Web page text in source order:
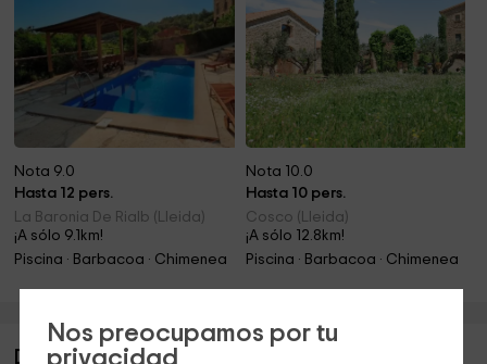
Nos preocupamos por tu
Nota 9.0
Hasta 12 pers.
La Baronia De Rialb (Lleida)
¡A sólo 9.1km!
Piscina · Barbacoa · Chimenea
Nota 10.0
Hasta 10 pers.
Cosco (Lleida)
¡A sólo 12.8km!
Piscina · Barbacoa · Chimenea
Descripción de Masia Estany